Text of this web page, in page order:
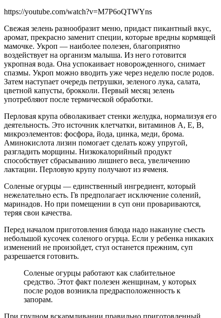
https://youtube.com/watch?v=M7P6oQTWYns
Свежая зелень разнообразит меню, придаст пикантный вкус,
аромат, прекрасно заменит специи, которые вредны кормящей
мамочке. Укроп — наиболее полезен, благоприятно
воздействует на организм малыша. Из него готовится
укропная вода. Она успокаивает новорожденного, снимает
спазмы. Укроп можно вводить уже через неделю после родов.
Затем наступает очередь петрушки, зеленого лука, салата,
цветной капусты, брокколи. Первый месяц зелень
употребляют после термической обработки.
Перловая крупа обволакивает стенки желудка, нормализуя его
деятельность. Это источник клетчатки, витаминов A, E, B,
микроэлементов: фосфора, йода, цинка, меди, брома.
Аминокислота лизин помогает сделать кожу упругой,
разгладить морщины. Низкокалорийный продукт
способствует сбрасыванию лишнего веса, увеличению
лактации. Перловую крупу получают из ячменя.
Соленые огурцы — единственный ингредиент, который
нежелательно есть. Гв предполагает исключение солений,
маринадов. Но при помещении в суп они провариваются,
теряя свои качества.
Перед началом приготовления блюда надо накануне съесть
небольшой кусочек соленого огурца. Если у ребенка никаких
изменений не произойдет, стул останется прежним, суп
разрешается готовить.
Соленые огурцы работают как слабительное
средство. Этот факт полезен женщинам, у которых
после родов возникла предрасположенность к
запорам.